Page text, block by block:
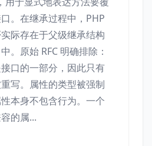
。在继承过程中，PHP
际存在于父级继承结构
。原始 RFC 明确排除：
口的一部分，因此只有
写。属性的类型被强制
本身不包含行为。一个
的属...